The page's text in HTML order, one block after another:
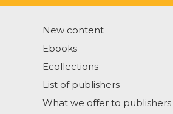
New content
Ebooks
Ecollections
List of publishers
What we offer to publishers